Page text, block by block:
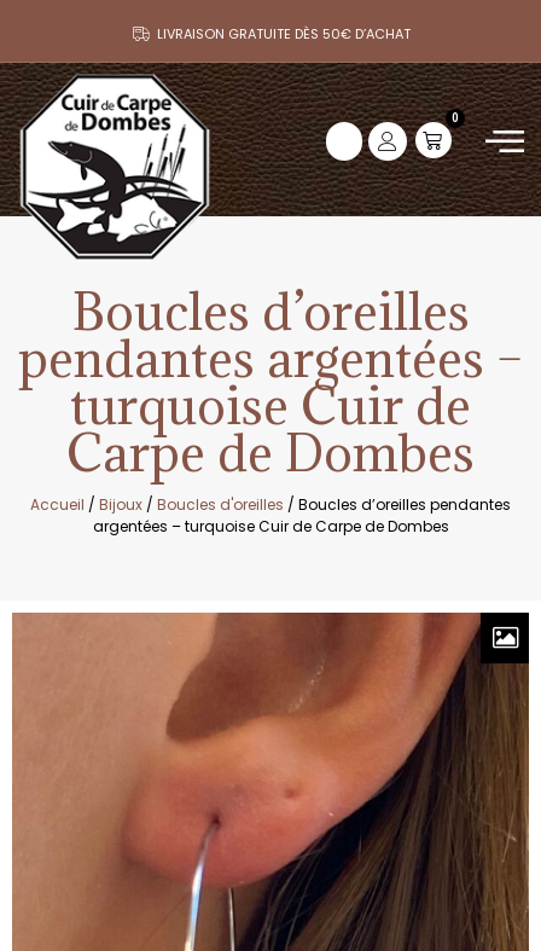
LIVRAISON GRATUITE DÈS 50€ D’ACHAT
0
Boucles d’oreilles
pendantes argentées –
turquoise Cuir de
Carpe de Dombes
Accueil / Bijoux / Boucles d'oreilles / Boucles d’oreilles pendantes
argentées – turquoise Cuir de Carpe de Dombes